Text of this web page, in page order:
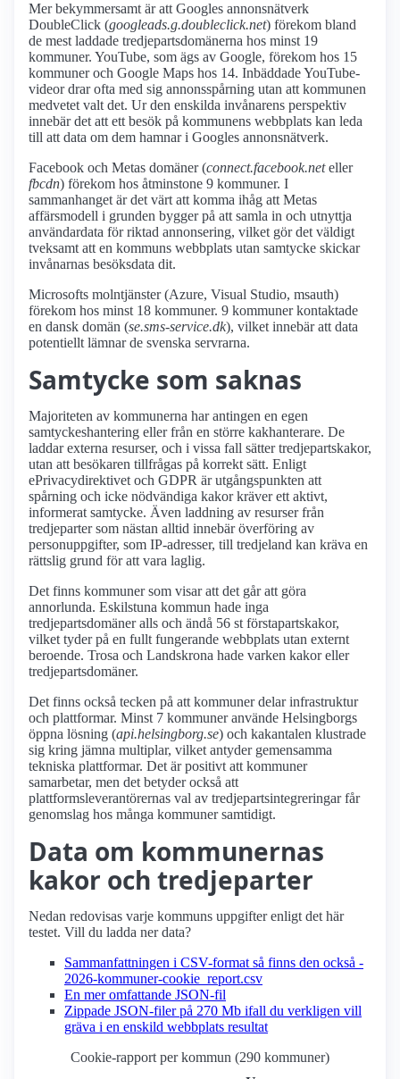
Mer bekymmersamt är att Googles annonsnätverk
DoubleClick (googleads.g.doubleclick.net) förekom bland
de mest laddade tredjepartsdomänerna hos minst 19
kommuner. YouTube, som ägs av Google, förekom hos 15
kommuner och Google Maps hos 14. Inbäddade YouTube-
videor drar ofta med sig annonsspårning utan att kommunen
medvetet valt det. Ur den enskilda invånarens perspektiv
innebär det att ett besök på kommunens webbplats kan leda
till att data om dem hamnar i Googles annonsnätverk.
Facebook och Metas domäner (connect.facebook.neteller
fbcdn) förekom hos åtminstone 9 kommuner. I
sammanhanget är det värt att komma ihåg att Metas
affärsmodell i grunden bygger på att samla in och utnyttja
användardata för riktad annonsering, vilket gör det väldigt
tveksamt att en kommuns webbplats utan samtycke skickar
invånarnas besöksdata dit.
Microsofts molntjänster (Azure, Visual Studio, msauth)
förekom hos minst 18 kommuner. 9 kommuner kontaktade
en dansk domän (se.sms-service.dk), vilket innebär att data
potentiellt lämnar de svenska servrarna.
Samtycke som saknas
Majoriteten av kommunerna har antingen en egen
samtyckeshantering eller från en större kakhanterare. De
laddar externa resurser, och i vissa fall sätter tredjepartskakor,
utan att besökaren tillfrågas på korrekt sätt. Enligt
ePrivacydirektivet och GDPR är utgångspunkten att
spårning och icke nödvändiga kakor kräver ett aktivt,
informerat samtycke. Även laddning av resurser från
tredjeparter som nästan alltid innebär överföring av
personuppgifter, som IP-adresser, till tredjeland kan kräva en
rättslig grund för att vara laglig.
Det finns kommuner som visar att det går att göra
annorlunda. Eskilstuna kommun hade inga
tredjepartsdomäner alls och ändå 56 st förstapartskakor,
vilket tyder på en fullt fungerande webbplats utan externt
beroende. Trosa och Landskrona hade varken kakor eller
tredjepartsdomäner.
Det finns också tecken på att kommuner delar infrastruktur
och plattformar. Minst 7 kommuner använde Helsingborgs
öppna lösning (api.helsingborg.se) och kakantalen klustrade
sig kring jämna multiplar, vilket antyder gemensamma
tekniska plattformar. Det är positivt att kommuner
samarbetar, men det betyder också att
plattformsleverantörernas val av tredjepartsintegreringar får
genomslag hos många kommuner samtidigt.
Data om kommunernas
kakor och tredjeparter
Nedan redovisas varje kommuns uppgifter enligt det här
testet. Vill du ladda ner data?
Sammanfattningen i CSV-format så finns den också -
2026-kommuner-cookie_report.csv
En mer omfattande JSON-fil
Zippade JSON-filer på 270 Mb ifall du verkligen vill
gräva i en enskild webbplats resultat
Cookie-rapport per kommun (290 kommuner)